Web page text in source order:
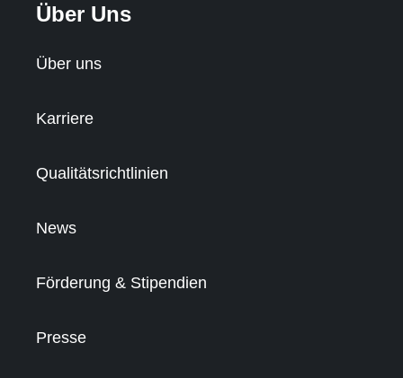
Über Uns
Über uns
Karriere
Qualitätsrichtlinien
News
Förderung & Stipendien
Presse